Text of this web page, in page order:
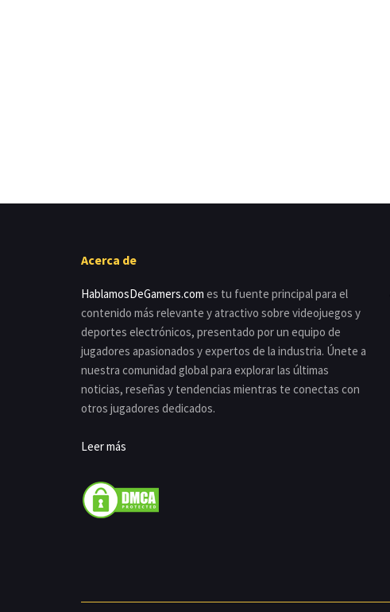
Acerca de
HablamosDeGamers.com es tu fuente principal para el
contenido más relevante y atractivo sobre videojuegos y
deportes electrónicos, presentado por un equipo de
jugadores apasionados y expertos de la industria. Únete a
nuestra comunidad global para explorar las últimas
noticias, reseñas y tendencias mientras te conectas con
otros jugadores dedicados.
Leer más